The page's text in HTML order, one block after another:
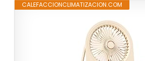
CALEFACCIONCLIMATIZACION.COM